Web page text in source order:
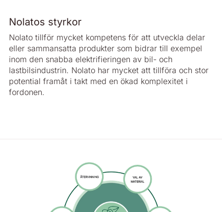
Nolatos styrkor
Nolato tillför mycket kompetens för att utveckla delar
eller sammansatta produkter som bidrar till exempel
inom den snabba elektrifieringen av bil- och
lastbilsindustrin. Nolato har mycket att tillföra och stor
potential framåt i takt med en ökad komplexitet i
fordonen.